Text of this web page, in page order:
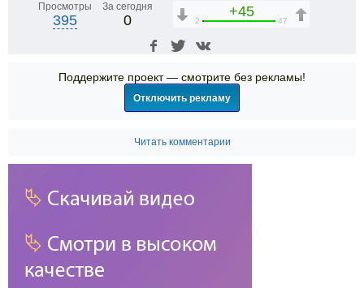
Просмотры
395
За сегодня
0
+45
2 47
Поддержите проект — смотрите без рекламы!
Отключить рекламу
Читать комментарии